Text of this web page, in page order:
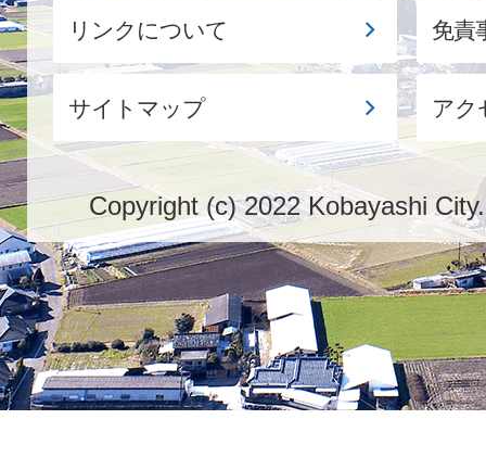
リンクについて 免責
サイトマップ アク
Copyright (c) 2022 Kobayashi